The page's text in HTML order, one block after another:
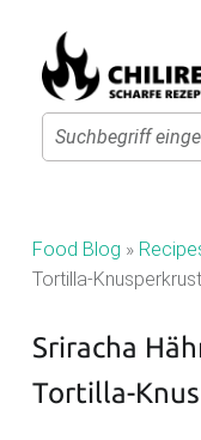
Search
I
L
R
E
Food Blog »
Tortilla-
Sriracha
Tortilla-